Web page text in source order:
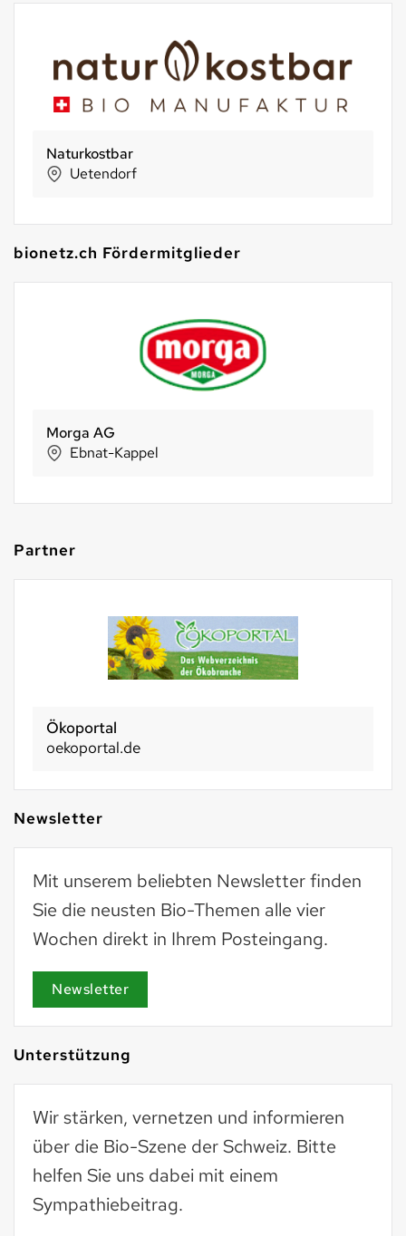
Ingredienza die Teigwaren-Manufaktur GmbH
Ostermundigen
bionetz.ch Fördermitglieder
Holle baby food AG
Riehen
Partner
Ökoportal
oekoportal.de
Newsletter
Mit unserem beliebten Newsletter finden
Sie die neusten Bio-Themen alle vier
Wochen direkt in Ihrem Posteingang.
Newsletter
Unterstützung
Wir stärken, vernetzen und informieren
über die Bio-Szene der Schweiz. Bitte
helfen Sie uns dabei mit einem
Sympathiebeitrag.